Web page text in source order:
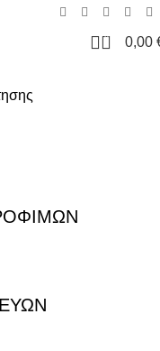
0 0,00